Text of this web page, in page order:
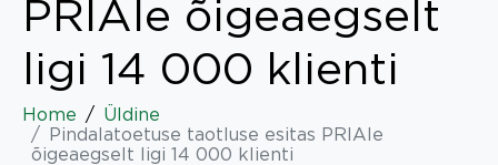
PRIAle õigeaegselt
ligi 14 000 klienti
Home
Üldine
Pindalatoetuse taotluse esitas PRIAle
õigeaegselt ligi 14 000 klienti